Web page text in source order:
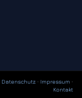
Datenschutz · Impressum ·
Kontakt